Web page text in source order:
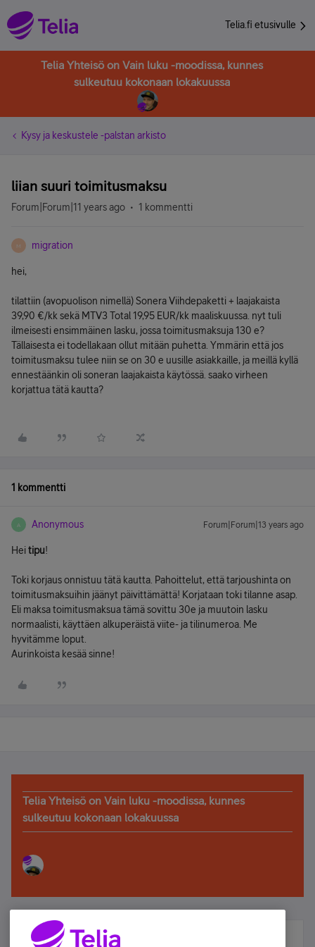
Telia.fi etusivulle
Telia Yhteisö on Vain luku -moodissa, kunnes
sulkeutuu kokonaan lokakuussa
Kysy ja keskustele -palstan arkisto
liian suuri toimitusmaksu
Forum|Forum|11 years ago 1 kommentti
M migration
hei,
tilattiin (avopuolison nimellä) Sonera Viihdepaketti + laajakaista
39,90 €/kk sekä MTV3 Total 19,95 EUR/kk maaliskuussa. nyt tuli
ilmeisesti ensimmäinen lasku, jossa toimitusmaksuja 130 e?
Tällaisesta ei todellakaan ollut mitään puhetta. Ymmärin että jos
toimitusmaksu tulee niin se on 30 e uusille asiakkaille, ja meillä kyllä
ennestäänkin oli soneran laajakaista käytössä. saako virheen
korjattua tätä kautta?
1 kommentti
A Anonymous Forum|Forum|13 years ago
Heitipu!
Toki korjaus onnistuu tätä kautta. Pahoittelut, että tarjoushinta on
toimitusmaksuihin jäänyt päivittämättä! Korjataan toki tilanne asap.
Eli maksa toimitusmaksua tämä sovittu 30e ja muutoin lasku
normaalisti, käyttäen alkuperäistä viite- ja tilinumeroa. Me
hyvitämme loput.
Aurinkoista kesää sinne!
Telia Yhteisö on Vain luku -moodissa, kunnes
sulkeutuu kokonaan lokakuussa